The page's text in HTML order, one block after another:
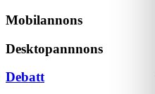
Mobilannons
Desktopannnons
Debatt